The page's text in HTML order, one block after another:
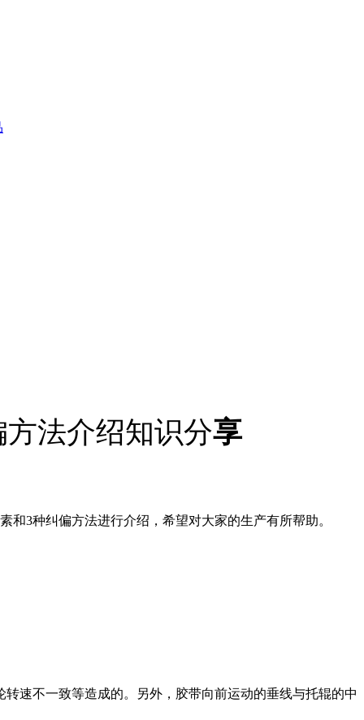
法介绍知识分享
3种纠偏方法进行介绍，希望对大家的生产有所帮助。
速不一致等造成的。另外，胶带向前运动的垂线与托辊的中